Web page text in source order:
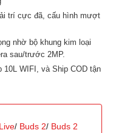
trí cực đã, cấu hình mượt
nhờ bộ khung kim loại
sau/trước 2MP.
WIFI, và Ship COD tận
/ Buds 2/ Buds 2